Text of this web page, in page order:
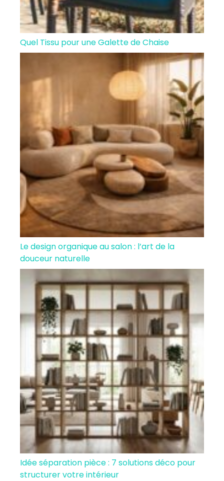
Quel Tissu pour une Galette de Chaise
Le design organique au salon : l’art de la
douceur naturelle
Idée séparation pièce : 7 solutions déco pour
structurer votre intérieur